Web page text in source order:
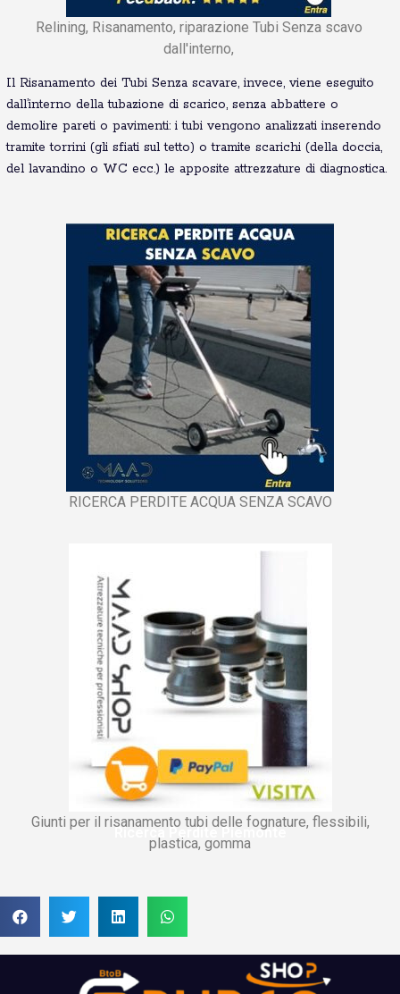
Relining, Risanamento, riparazione Tubi Senza scavo
dall'interno,
Il Risanamento dei Tubi Senza scavare, invece, viene eseguito
dall’interno della tubazione di scarico, senza abbattere o
demolire pareti o pavimenti: i tubi vengono analizzati inserendo
tramite torrini (gli sfiati sul tetto) o tramite scarichi (della doccia,
del lavandino o WC ecc.) le apposite attrezzature di diagnostica.
RICERCA PERDITE ACQUA SENZA SCAVO
Giunti per il risanamento tubi delle fognature, flessibili,
plastica, gomma
Ricerca Perdite Piemonte